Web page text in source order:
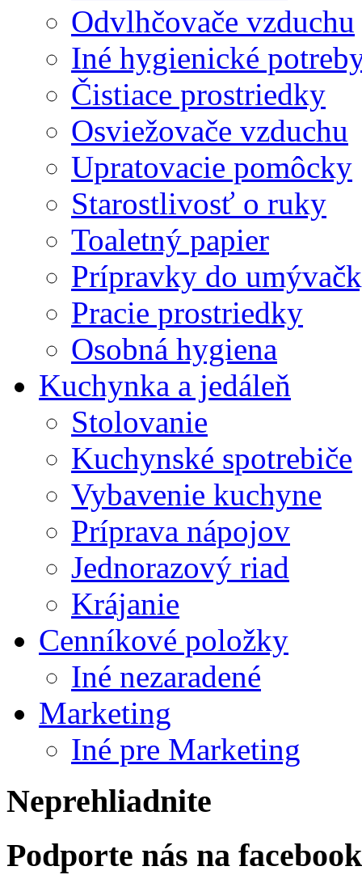
Odvlhčovače vzduchu
Iné hygienické
Čistiace prostriedky
Osviežovače vzduchu
Upratovacie pomôcky
Starostlivosť o ruky
Toaletný papier
Prípravky do
Pracie prostriedky
Osobná hygiena
Kuchynka a jedáleň
Stolovanie
Kuchynské spotrebiče
Vybavenie kuchyne
Príprava nápojov
Jednorazový riad
Krájanie
Cenníkové položky
Iné nezaradené
Marketing
Iné pre Marketing
Neprehliadnite
Podporte nás na